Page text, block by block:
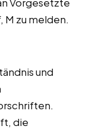
M zu melden.
und
die